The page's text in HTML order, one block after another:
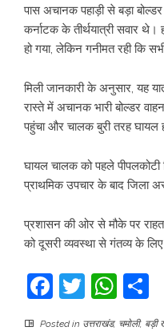
पास अचानक पहाड़ी से बड़ा
कर्नाटक के तीर्थयात्री सवार
हो गया, लेकिन गनीमत रही कि
मिली जानकारी के अनुसार, यह
रास्ते में अचानक भारी बोल्डर
पहुंचा और चालक बुरी तरह घायल
घायल चालक को पहले पीपलकोटी
प्राथमिक उपचार के बाद जिला
प्रशासन की ओर से मौके पर राहत
को दूसरी व्यवस्था से गंतव्य के लिए
Facebook
Twitter
Posted in उत्तराखंड, चमोली, बड़ी